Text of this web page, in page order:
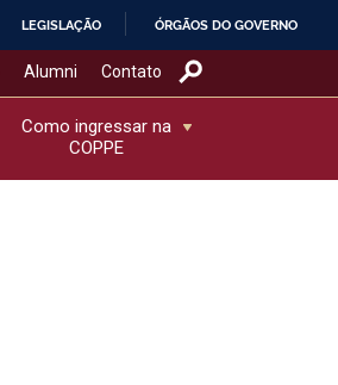
LEGISLAÇÃO ÓRGÃOS DO GOVERNO
Alumni Contato
Como ingressar na
COPPE